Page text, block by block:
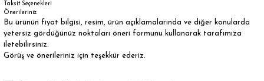
Taksit Seçenekleri
Önerileriniz
Bu ürünün fiyat bilgisi, resim, ürün açıklamalarında ve diğer konularda
yetersiz gördüğünüz noktaları öneri formunu kullanarak tarafımıza
iletebilirsiniz.
Görüş ve önerileriniz için teşekkür ederiz.